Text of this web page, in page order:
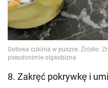
8. Zakręć pokrywkę i